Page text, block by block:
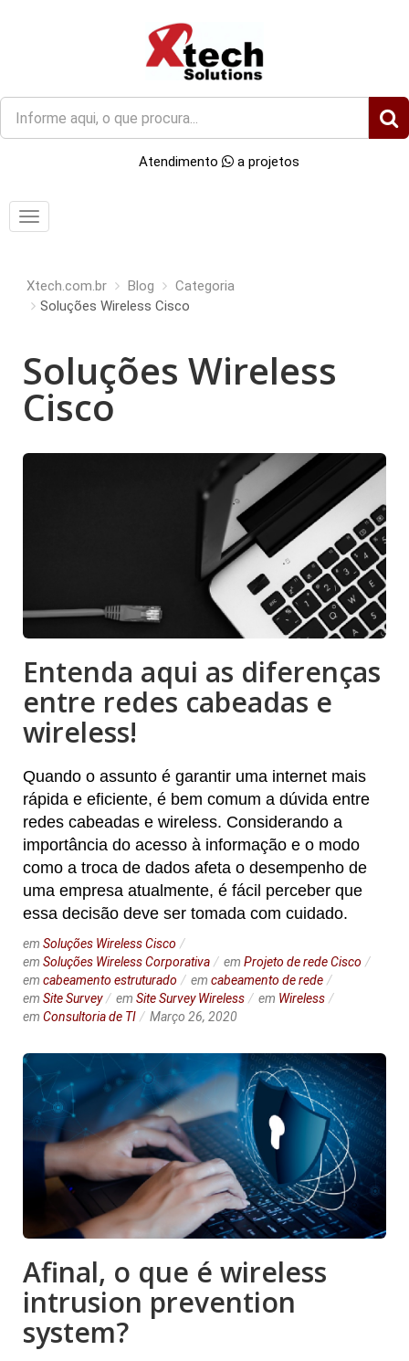
O
que
você
Atendimento a projetos
Menu
Xtech.com.br Blog
Categoria
Soluções Wireless Cisco
Soluções Wireless
Cisco
Entenda aqui as diferenças
entre redes cabeadas e
wireless!
Quando o assunto é garantir uma internet mais
rápida e eficiente, é bem comum a dúvida entre
redes cabeadas e wireless. Considerando a
importância do acesso à informação e o modo
como a troca de dados afeta o desempenho de
uma empresa atualmente, é fácil perceber que
essa decisão deve ser tomada com cuidado.
em Soluções Wireless Cisco
em Soluções Wireless Corporativa em Projeto de rede Cisco
em cabeamento estruturado em cabeamento de rede
em Site Survey em Site Survey Wireless em Wireless
em Consultoria de TI Março 26, 2020
Afinal, o que é wireless
intrusion prevention
system?